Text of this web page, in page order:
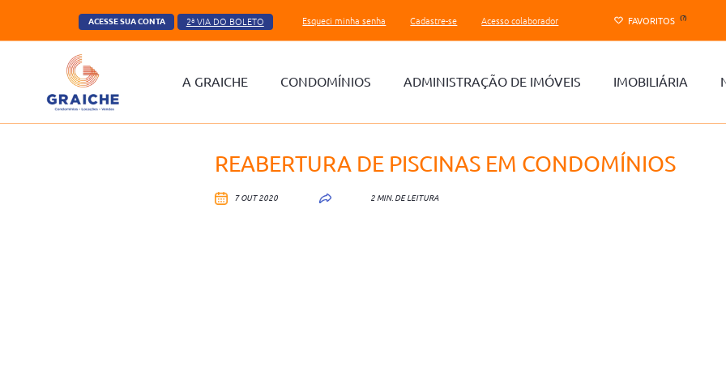
ACESSE SUA CONTA 2ª VIA DO BOLETO Esqueci minha senha Cadastre-se Acesso colaborador FAVORITOS (?)
A GRAICHE CONDOMÍNIOS ADMINISTRAÇÃO DE IMÓVEIS IMOBILIÁRIA
REABERTURA DE PISCINAS EM CONDOMÍNIOS
7 OUT 2020 2 MIN. DE LEITURA